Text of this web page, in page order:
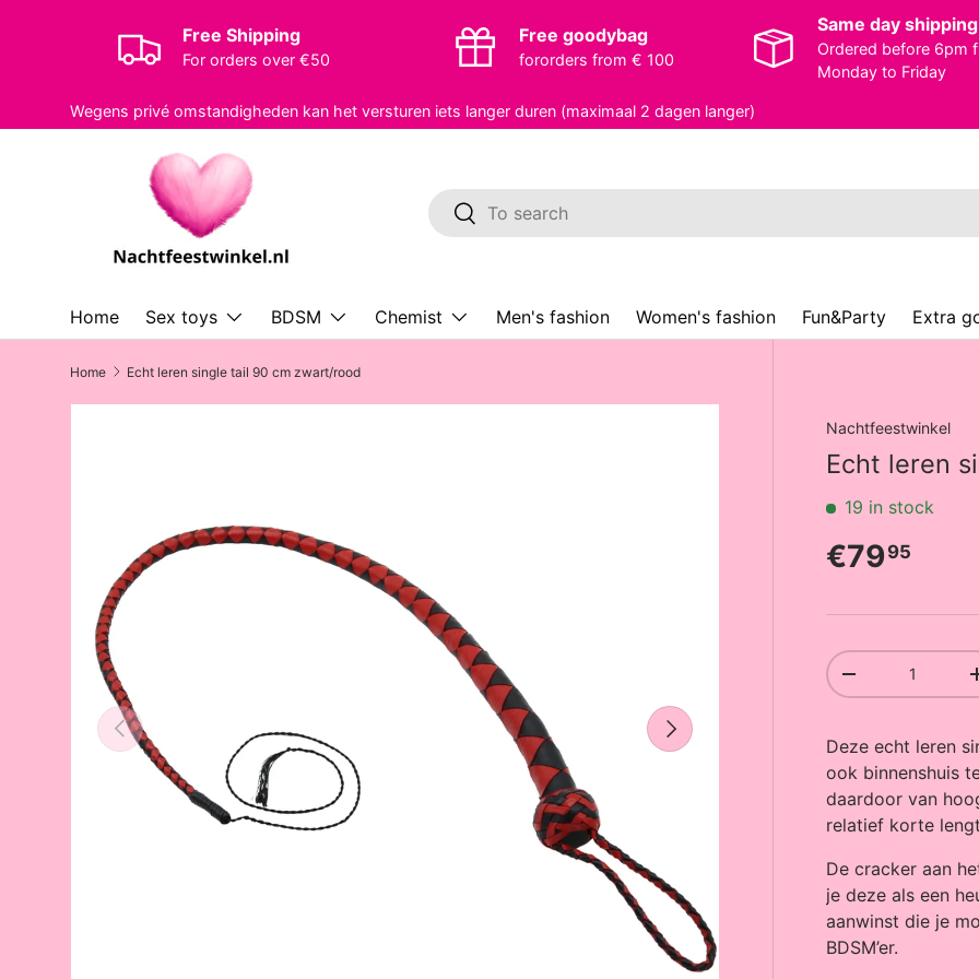
Skip to contentFree Shipping
For orders over €50
Free goodybag
fororders from € 100
Same day shipping
Ordered before 6pm
Monday to Friday
Wegens privé omstandigheden kan het versturen iets langer duren (maximaal 2 dagen langer)
Search
Search
Home Sex toys BDSM Chemist Men's fashion Women's fashion Fun&Party Extra
Home Echt leren single tail 90 cm zwart/rood
Previous Next
Nachtfeestwinkel
Echt leren
19 in stock
Regular
€7995
Qty
Decrease
Deze echt leren
ook binnenshuis
daardoor van
relatief korte
De cracker aan
je deze als een
aanwinst die je
BDSM’er.